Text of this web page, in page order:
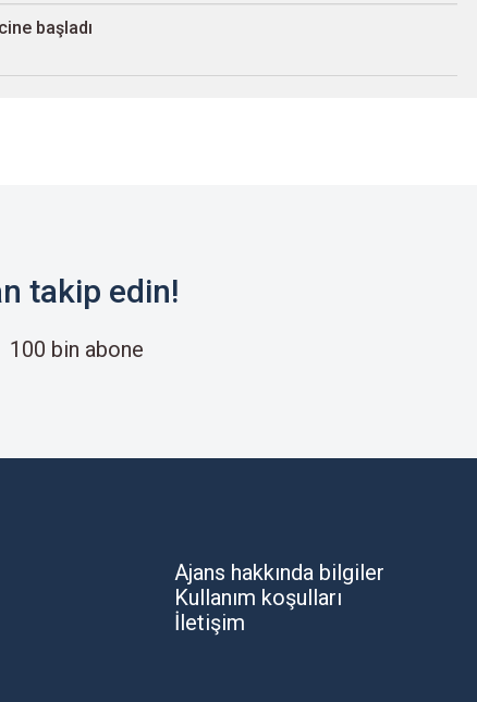
başladı
takip edin!
100 bin abone
Ajans hakkında bilgiler
Kullanım koşulları
İletişim